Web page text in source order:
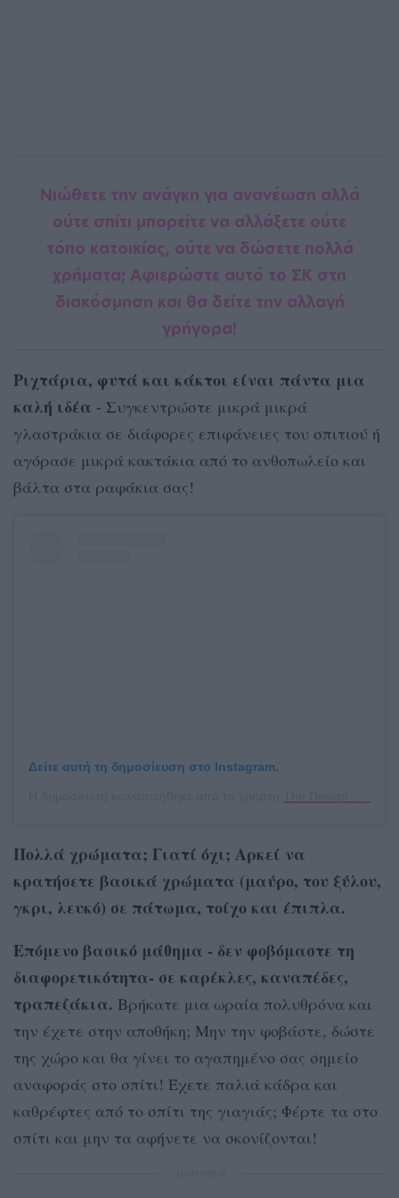
Νιώθετε την ανάγκη για ανανέωση αλλά
ούτε σπίτι μπορείτε να αλλάξετε ούτε
τόπο κατοικίας, ούτε να δώσετε πολλά
χρήματα; Αφιερώστε αυτό το ΣΚ στη
διακόσμηση και θα δείτε την αλλαγή
γρήγορα!
Ριχτάρια, φυτά και κάκτοι είναι πάντα μια
καλή ιδέα - Συγκεντρώστε μικρά μικρά
γλαστράκια σε διάφορες επιφάνειες του σπιτιού ή
αγόρασε μικρά κακτάκια από το ανθοπωλείο και
βάλτα στα ραφάκια σας!
Δείτε αυτή τη δημοσίευση στο Instagram.
Πολλά χρώματα; Γιατί όχι; Αρκεί να
κρατήσετε βασικά χρώματα (μαύρο, του ξύλου,
γκρι, λευκό) σε πάτωμα, τοίχο και έπιπλα.
Επόμενο βασικό μάθημα - δεν φοβόμαστε τη
διαφορετικότητα- σε καρέκλες, καναπέδες,
τραπεζάκια. Βρήκατε μια ωραία πολυθρόνα και
την έχετε στην αποθήκη; Μην την φοβάστε, δώστε
της χώρο και θα γίνει το αγαπημένο σας σημείο
αναφοράς στο σπίτι! Έχετε παλιά κάδρα και
καθρέφτες από το σπίτι της γιαγιάς; Φέρτε τα στο
σπίτι και μην τα αφήνετε να σκονίζονται!